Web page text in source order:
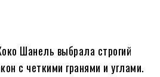
Шанель выбрала строгий
с четкими гранями и углами.